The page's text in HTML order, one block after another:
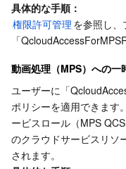
TencentDB for
TencentDB for
Cloud Load
Direct Connect
Cloud Connect
Elastic Network
Data Security
Secrets Manager
Bastion Host
Data Security Audit
ビジネスセキュリティ
Text Moderation
Image Moderation
Audio Moderation
Penetration Test
Security Service
セキュリティ管理
Tencent Cloud
Web Application
アプリケーションセキ
Mobile Security
ドメインとウェブサイト
具体的な手順：
権限許可管理 を参照し
「
動画処理（MPS）への
ユーザーに「
ポリシーを適用できます
ービスロール（MPS
のクラウドサービスリソ
されます。